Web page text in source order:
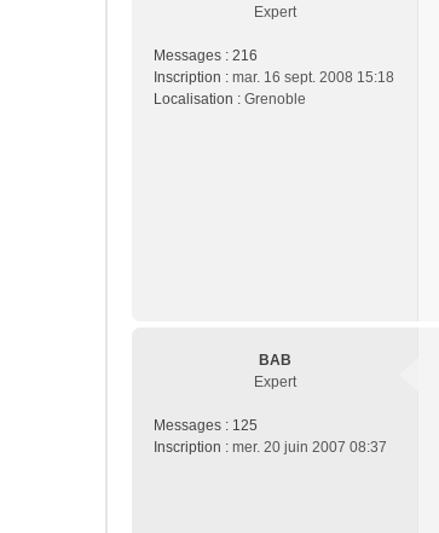
Expert
Messages : 216
Inscription : mar. 16 sept. 2008 15:18
Localisation : Grenoble
BAB
Expert
Messages : 125
Inscription : mer. 20 juin 2007 08:37